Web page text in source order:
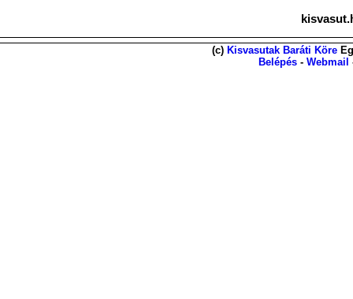
(c) Kisvasutak Baráti Köre
Belépés - Webmail